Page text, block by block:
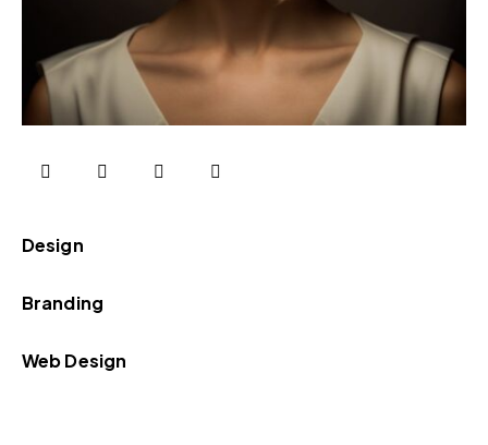
Design
Branding
Web Design